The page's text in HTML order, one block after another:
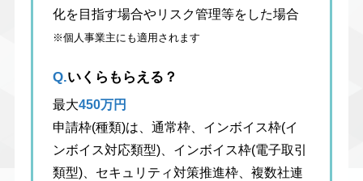
化を目指す場合やリスク管理等をした場合
※個人事業主にも適用されます
Q.いくらもらえる？
最大450万円
申請枠(種類)は、通常枠、インボイス枠(イ
ンボイス対応類型)、インボイス枠(電子取引
類型)、セキュリティ対策推進枠、複数社連